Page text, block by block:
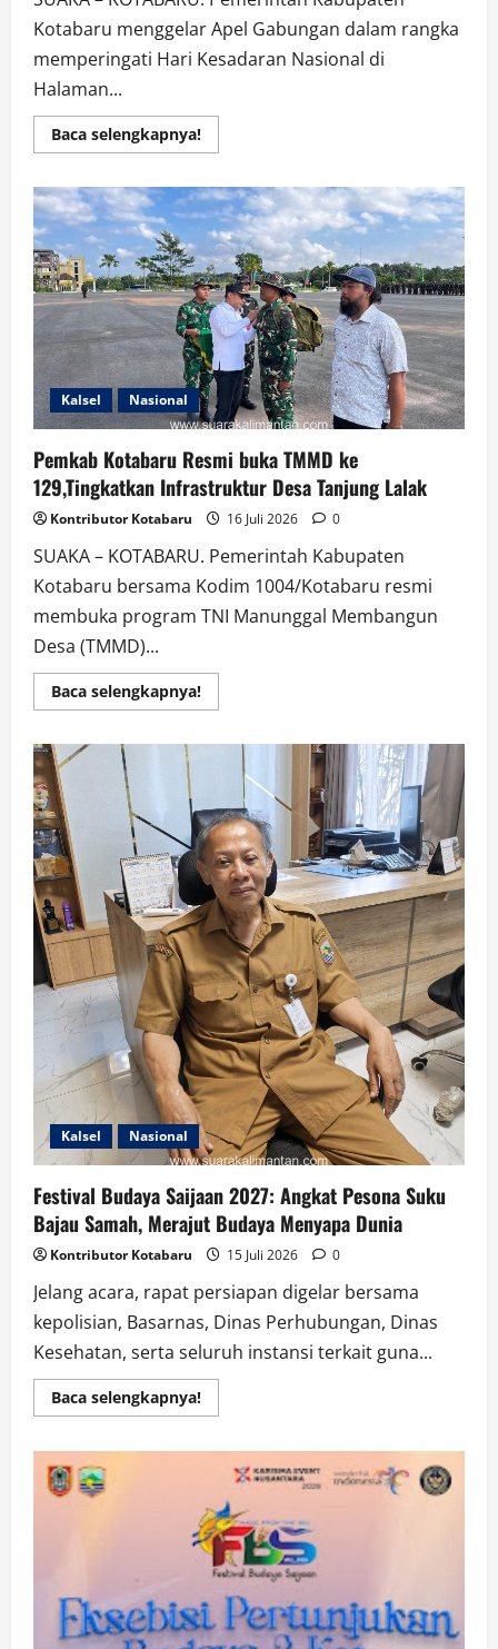
Kotabaru menggelar Apel Gabungan dalam rangka
memperingati Hari Kesadaran Nasional di
Halaman...
Baca selengkapnya!Read
more
Hari
Kesadaran
Nasional,
Pemkab
Kotabaru
Perkuat
Budaya
Kerja
Aparatur
Kalsel Nasional
Pemkab Kotabaru Resmi buka TMMD ke
129,Tingkatkan Infrastruktur Desa Tanjung Lalak
Kontributor Kotabaru 16 Juli 2026 0
SUAKA – KOTABARU. Pemerintah Kabupaten
Kotabaru bersama Kodim 1004/Kotabaru resmi
membuka program TNI Manunggal Membangun
Desa (TMMD)...
Baca selengkapnya!Read
more
Kotabaru
Resmi
TMMD
ke
129,Tingkatkan
Infrastruktur
Desa
Tanjung
Lalak
Kalsel Nasional
Festival Budaya Saijaan 2027: Angkat Pesona Suku
Bajau Samah, Merajut Budaya Menyapa Dunia
Kontributor Kotabaru 15 Juli 2026 0
Jelang acara, rapat persiapan digelar bersama
kepolisian, Basarnas, Dinas Perhubungan, Dinas
Kesehatan, serta seluruh instansi terkait guna...
Baca selengkapnya!Read
more
Budaya
Saijaan
2027:
Angkat
Pesona
Suku
Bajau
Samah,
Merajut
Budaya
Menyapa
Dunia